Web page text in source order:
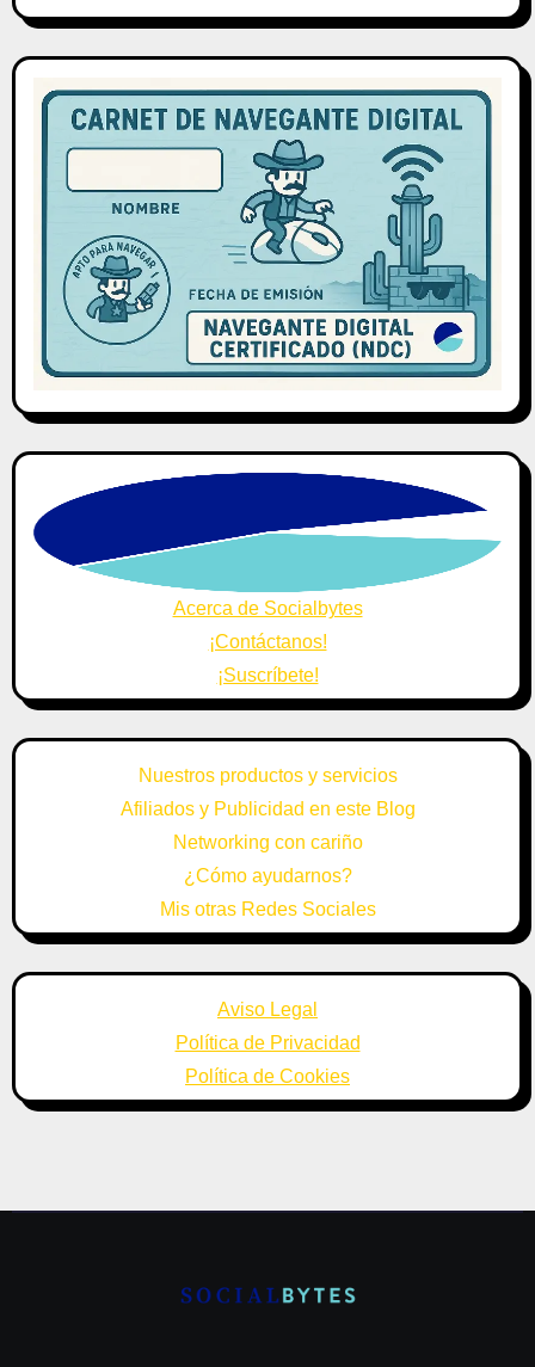
Acerca de Socialbytes
¡Contáctanos!
¡Suscríbete!
Nuestros productos y servicios
Afiliados y Publicidad en este Blog
Networking con cariño
¿Cómo ayudarnos?
Mis otras Redes Sociales
Aviso Legal
Política de Privacidad
Política de Cookies